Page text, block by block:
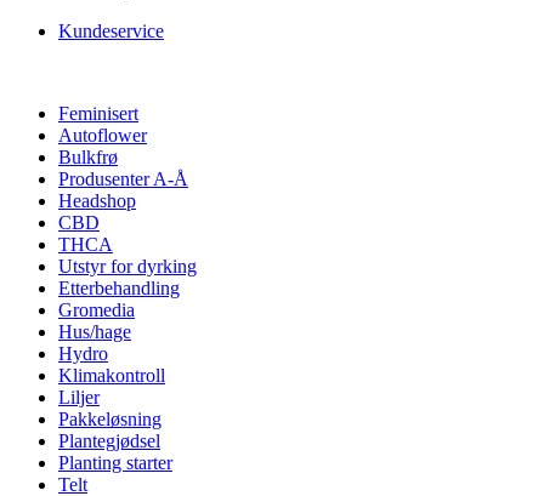
Kundeservice
Feminisert
Autoflower
Bulkfrø
Produsenter A-Å
Headshop
CBD
THCA
Utstyr for dyrking
Etterbehandling
Gromedia
Hus/hage
Hydro
Klimakontroll
Liljer
Pakkeløsning
Plantegjødsel
Planting starter
Telt